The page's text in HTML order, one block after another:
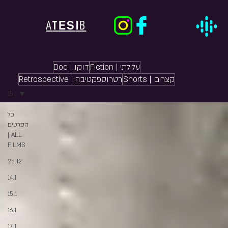
ATES B
Doc | דוקו
Fiction | עלילתי
Retrospective | רטרוספקטיבה
Shorts | קצרים
כל
הסרטים
| ALL
FILMS
25.12
14.1
15.1
16.1
15.1